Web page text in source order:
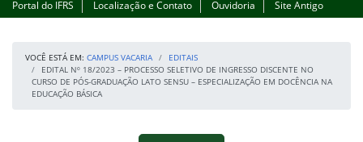
Portal do IFRS Localização e Contato Ouvidoria Site Antigo
VOCÊ ESTÁ EM: CAMPUS VACARIA
EDITAIS
EDITAL Nº 18/2023 – PROCESSO SELETIVO DE INGRESSO DISCENTE NO
CURSO DE PÓS-GRADUAÇÃO LATO SENSU – ESPECIALIZAÇÃO EM DOCÊNCIA NA
EDUCAÇÃO BÁSICA